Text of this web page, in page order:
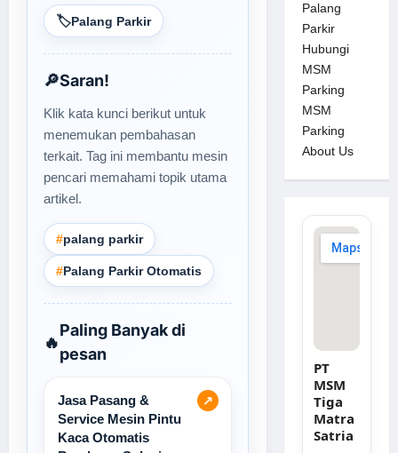
🏷️Palang Parkir
🔎Saran!
Klik kata kunci berikut untuk
menemukan pembahasan
terkait. Tag ini membantu mesin
pencari memahami topik utama
artikel.
#palang parkir
#Palang Parkir Otomatis
🔥
Paling Banyak di
pesan
↗
Jasa Pasang &
Service Mesin Pintu
Kaca Otomatis
Palang
Parkir
Hubungi
MSM
Parking
MSM
Parking
About Us
PT
MSM
Tiga
Matra
Satria